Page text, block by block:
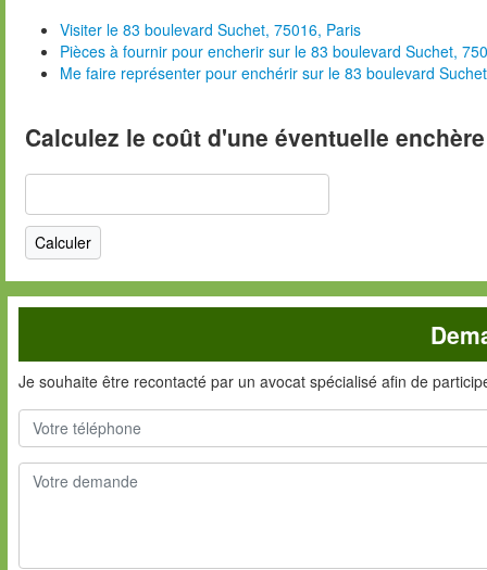
Visiter le 83 boulevard Suchet, 75016, Paris
Pièces à fournir pour encherir sur le 83 boulevard Suchet,
Me faire représenter pour enchérir sur le 83 boulevard
Calculez le coût d'une éventuelle
Je souhaite être recontacté par un avocat spécialisé afin de